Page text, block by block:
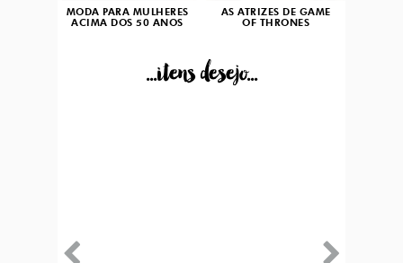
MODA PARA MULHERES
ACIMA DOS 50 ANOS
AS ATRIZES DE GAME
OF THRONES
...itens desejo...